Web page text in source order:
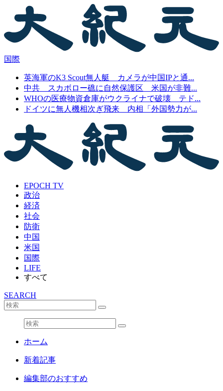
国際
英海軍のK3 Scout無人艇 カメラが中国IPと通...
中共 スカボロー礁に自然保護区 米国が非難...
WHOの医療物資倉庫がウクライナで破壊 テド...
ドイツに無人機相次ぎ飛来 内相「外国勢力が...
EPOCH TV
政治
経済
社会
防衛
中国
米国
国際
LIFE
すべて
SEARCH
ホーム
新着記事
編集部のおすすめ